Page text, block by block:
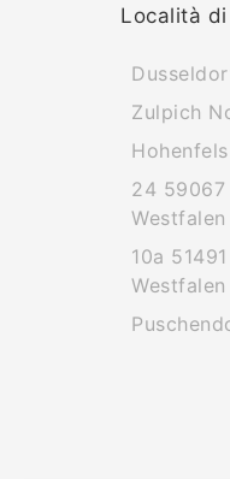
Località
Zulpich
24 59067
Westfalen
10a
Westfalen